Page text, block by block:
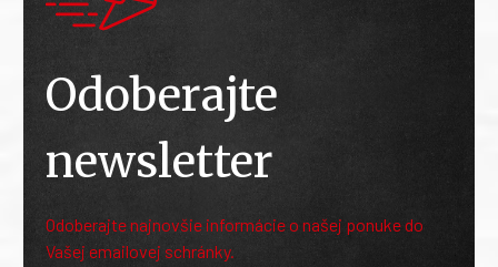
Odoberajte
newsletter
Odoberajte najnovšie informácie o našej ponuke do
Vašej emailovej schránky.